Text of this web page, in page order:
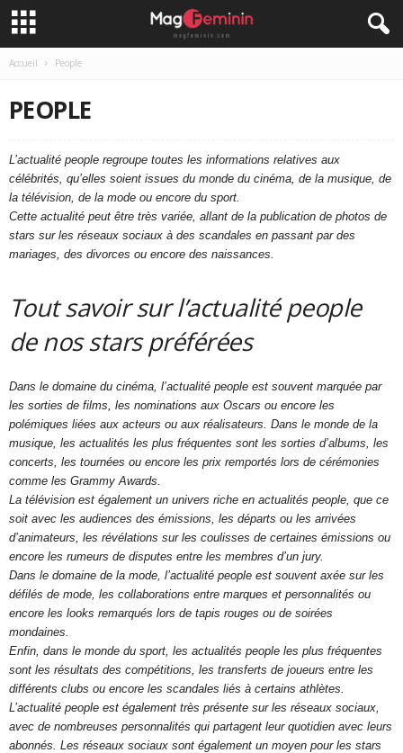
Accueil People
PEOPLE
L’actualité people regroupe toutes les informations relatives aux
célébrités, qu’elles soient issues du monde du cinéma, de la musique, de
la télévision, de la mode ou encore du sport.
Cette actualité peut être très variée, allant de la publication de photos de
stars sur les réseaux sociaux à des scandales en passant par des
mariages, des divorces ou encore des naissances.
Tout savoir sur l’actualité people
de nos stars préférées
Dans le domaine du cinéma, l’actualité people est souvent marquée par
les sorties de films, les nominations aux Oscars ou encore les
polémiques liées aux acteurs ou aux réalisateurs. Dans le monde de la
musique, les actualités les plus fréquentes sont les sorties d’albums, les
concerts, les tournées ou encore les prix remportés lors de cérémonies
comme les Grammy Awards.
La télévision est également un univers riche en actualités people, que ce
soit avec les audiences des émissions, les départs ou les arrivées
d’animateurs, les révélations sur les coulisses de certaines émissions ou
encore les rumeurs de disputes entre les membres d’un jury.
Dans le domaine de la mode, l’actualité people est souvent axée sur les
défilés de mode, les collaborations entre marques et personnalités ou
encore les looks remarqués lors de tapis rouges ou de soirées
mondaines.
Enfin, dans le monde du sport, les actualités people les plus fréquentes
sont les résultats des compétitions, les transferts de joueurs entre les
différents clubs ou encore les scandales liés à certains athlètes.
L’actualité people est également très présente sur les réseaux sociaux,
avec de nombreuses personnalités qui partagent leur quotidien avec leurs
abonnés. Les réseaux sociaux sont également un moyen pour les stars